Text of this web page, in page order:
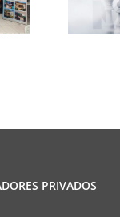
PRIVADOS